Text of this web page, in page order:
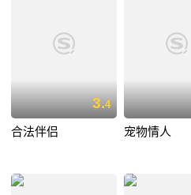
3.4
合法伴侣 宠物情人